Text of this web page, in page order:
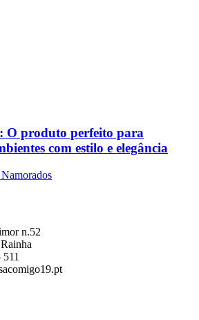
O produto perfeito para
com estilo e elegância
n.52